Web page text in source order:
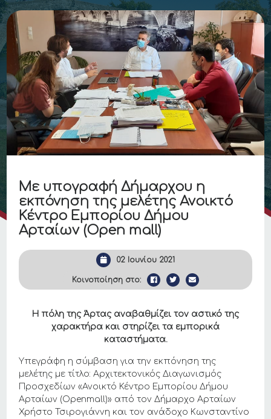
Με υπογραφή Δήμαρχου η
εκπόνηση της μελέτης Ανοικτό
Κέντρο Εμπορίου Δήμου
Αρταίων (Open mall)
02 Ιουνίου 2021
Κοινοποίηση στο:
Η πόλη της Άρτας αναβαθμίζει τον αστικό της
χαρακτήρα και στηρίζει τα εμπορικά
καταστήματα.
Υπεγράφη η σύμβαση για την εκπόνηση της
μελέτης με τίτλο: Αρχιτεκτονικός Διαγωνισμός
Προσχεδίων «Ανοικτό Κέντρο Εμπορίου Δήμου
Αρταίων (Openmall)» από τον Δήμαρχο Αρταίων
Χρήστο Τσιρογιάννη και τον ανάδοχο Κωνσταντίνο